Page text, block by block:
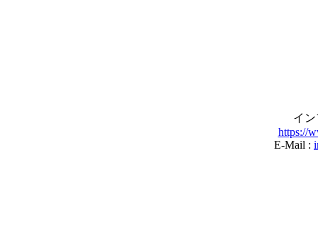
イ
https://
E-Mail :